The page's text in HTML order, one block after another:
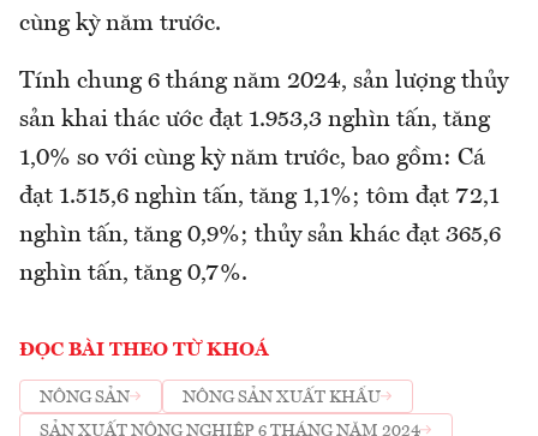
cùng kỳ năm trước.
Tính chung 6 tháng năm 2024, sản lượng thủy
sản khai thác ước đạt 1.953,3 nghìn tấn, tăng
1,0% so với cùng kỳ năm trước, bao gồm: Cá
đạt 1.515,6 nghìn tấn, tăng 1,1%; tôm đạt 72,1
nghìn tấn, tăng 0,9%; thủy sản khác đạt 365,6
nghìn tấn, tăng 0,7%.
ĐỌC BÀI THEO TỪ KHOÁ
NÔNG SẢN
NÔNG SẢN XUẤT KHẨU
SẢN XUẤT NÔNG NGHIỆP 6 THÁNG NĂM 2024